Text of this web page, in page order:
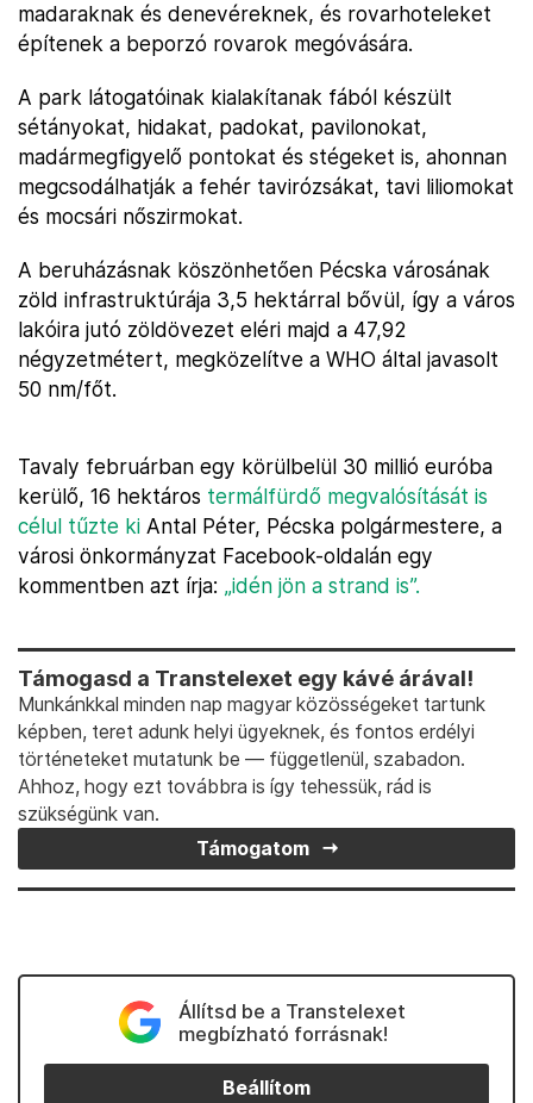
madaraknak és denevéreknek, és rovarhoteleket
építenek a beporzó rovarok megóvására.
A park látogatóinak kialakítanak fából készült
sétányokat, hidakat, padokat, pavilonokat,
madármegfigyelő pontokat és stégeket is, ahonnan
megcsodálhatják a fehér tavirózsákat, tavi liliomokat
és mocsári nőszirmokat.
A beruházásnak köszönhetően Pécska városának
zöld infrastruktúrája 3,5 hektárral bővül, így a város
lakóira jutó zöldövezet eléri majd a 47,92
négyzetmétert, megközelítve a WHO által javasolt
50 nm/főt.
Tavaly februárban egy körülbelül 30 millió euróba
kerülő, 16 hektáros termálfürdő megvalósítását is
célul tűzte ki Antal Péter, Pécska polgármestere, a
városi önkormányzat Facebook-oldalán egy
kommentben azt írja: „idén jön a strand is”.
Támogasd a Transtelexet egy kávé árával!
Munkánkkal minden nap magyar közösségeket tartunk
képben, teret adunk helyi ügyeknek, és fontos erdélyi
történeteket mutatunk be — függetlenül, szabadon.
Ahhoz, hogy ezt továbbra is így tehessük, rád is
szükségünk van.
Támogatom
Állítsd be a Transtelexet
megbízható forrásnak!
Beállítom